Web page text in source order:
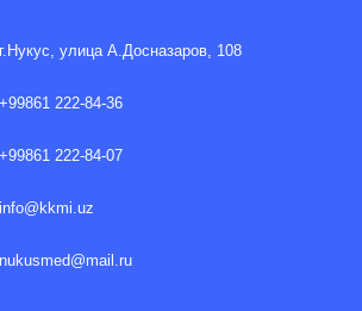
г.Нукус, улица A.Досназаров, 108
+99861 222-84-36
+99861 222-84-07
info@kkmi.uz
nukusmed@mail.ru